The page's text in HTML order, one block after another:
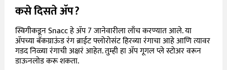
कसेदिसतेॲप?
स्विगीकडूनSnaccहे ॲप7जानेवारीला लाँच करण्यात आले.या
ॲपच्या बॅकग्राऊंड रंग ब्राईट फ्लोरोसंट हिरव्या रंगाचा आहे आणि त्यावर
गडद निळ्या रंगाची अक्षरं आहेत.तुम्ही हा ॲप गूगल प्ले स्टोअर वरून
डाऊनलोड करू शकता.